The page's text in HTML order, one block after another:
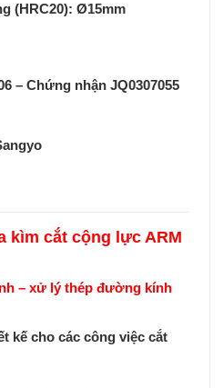
(HRC20): Ø15mm
– Chứng nhận JQ0307055
kìm cắt cộng lực ARM
– xử lý thép đường kính
kế cho các công việc cắt